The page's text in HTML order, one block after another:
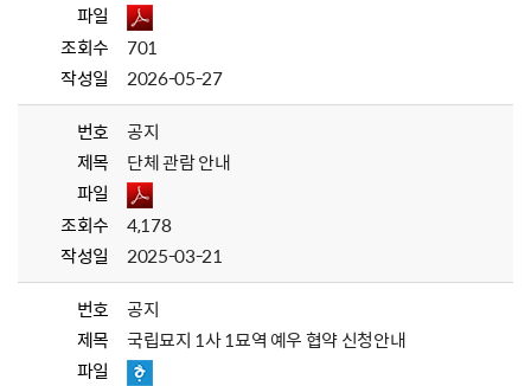
파일
조회수
701
작성일
2026-05-27
번호
공지
제목
단체 관람 안내
파일
조회수
4,178
작성일
2025-03-21
번호
공지
제목
국립묘지 1사 1묘역 예우 협약 신청안내
파일